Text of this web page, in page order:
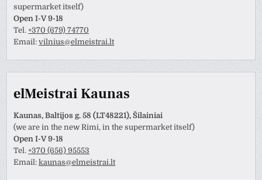
supermarket itself)
Open I-V 9-18
Tel.+370 (679) 74770
Email:vilnius@elmeistrai.lt
elMeistrai Kaunas
Kaunas, Baltijos g. 58 (LT48221), Šilainiai
(we are in the new Rimi, in the supermarket itself)
Open I-V 9-18
Tel.+370 (656) 95553
Email:kaunas@elmeistrai.lt